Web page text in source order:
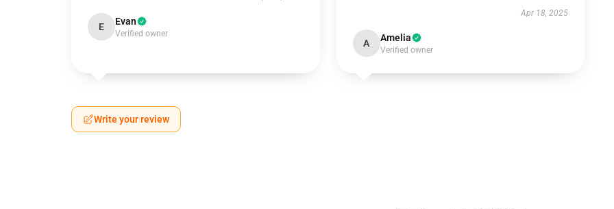
E Evan
Verified owner
Apr 18, 2025
A Amelia
Verified owner
Write your review